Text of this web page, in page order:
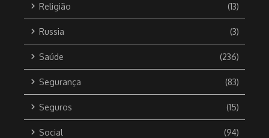
Religião (13)
Russia (3)
Saúde (236)
Segurança (83)
Seguros (15)
Social (94)